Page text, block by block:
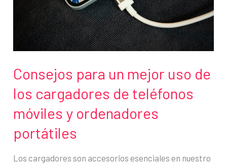
la
impresora
y
ahorrar
cartuchos
Consejos para un mejor uso de
los cargadores de teléfonos
móviles y ordenadores
portátiles
Los cargadores son accesorios esenciales en nuestro